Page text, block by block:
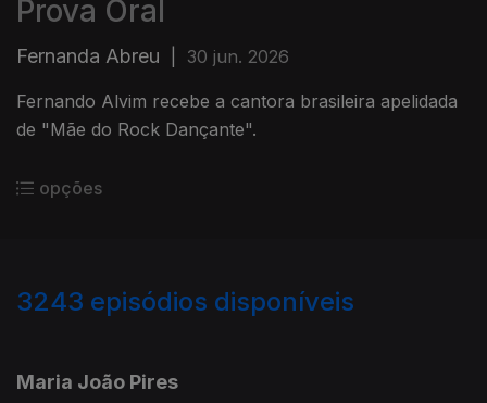
Prova Oral
Fernanda Abreu 30 jun. 2026
Fernando Alvim recebe a cantora brasileira apelidada
de "Mãe do Rock Dançante".
opções
3243 episódios disponíveis
Maria João Pires